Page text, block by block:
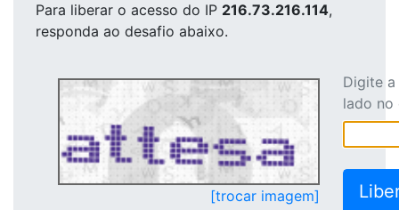
Para liberar o acesso do IP 216.73.216.114,
responda ao desafio abaixo.
[trocar imagem]
Digite
lado no